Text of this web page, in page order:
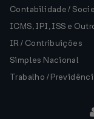
Contabilidade /
ICMS, IPI, ISS e
IR / Contribuições
Simples Nacional
Trabalho /